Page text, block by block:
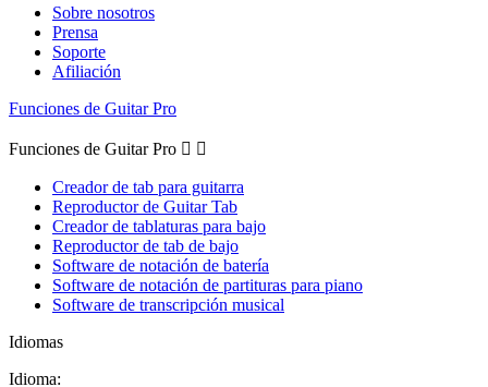
Sobre nosotros
Prensa
Soporte
Afiliación
Funciones de Guitar Pro
Funciones de Guitar Pro  
Creador de tab para guitarra
Reproductor de Guitar Tab
Creador de tablaturas para bajo
Reproductor de tab de bajo
Software de notación de batería
Software de notación de partituras para piano
Software de transcripción musical
Idiomas
Idioma: